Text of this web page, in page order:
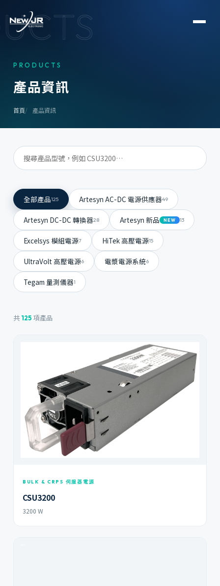
PRODUCTS
產品資訊
首頁 產品資訊
全部產品125 Artesyn AC-DC 電源供應器49
Artesyn DC-DC 轉換器28 Artesyn 新品 NEW 13
Excelsys 模組電源7 HiTek 高壓電源15
UltraVolt 高壓電源6 電漿電源系統6
Tegam 量測儀器1
共 125 項產品
BULK & CRPS 伺服器電源
CSU3200
3200 W